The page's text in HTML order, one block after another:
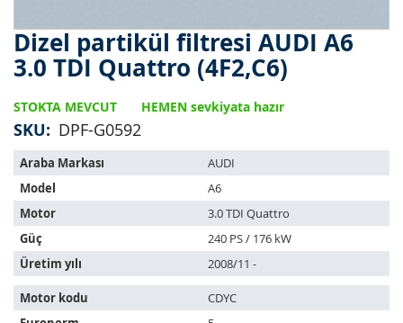
Dizel partikül filtresi AUDI A6
3.0 TDI Quattro (4F2,C6)
STOKTA MEVCUT
SKU DPF-G0592
HEMEN sevkiyata hazır
Bu
ürün
aşağıdaki
araçlara
uyar:
Araba Markası
AUDI
Model
A6
Motor
3.0 TDI Quattro
Güç
240 PS / 176 kW
Üretim yılı
2008/11 -
Motor kodu
CDYC
Resim
galerisinin
başlangıcına